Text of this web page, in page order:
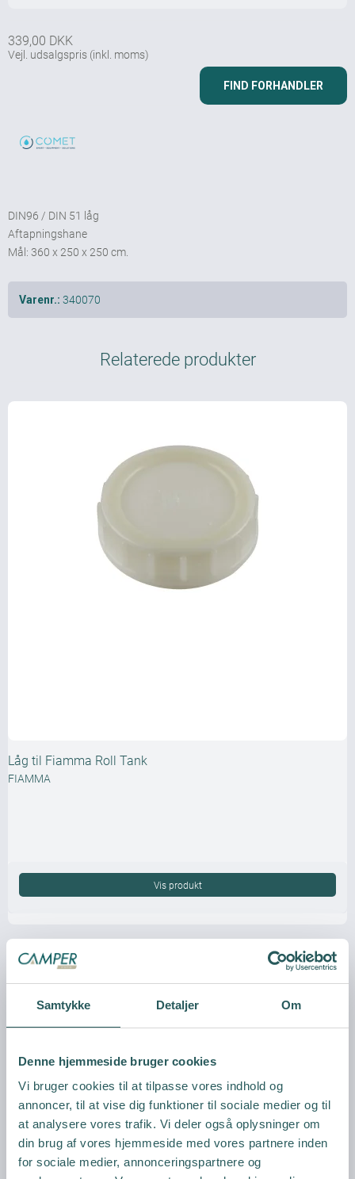
Samtykke Detaljer Om
Denne hjemmeside bruger cookies
Vi bruger cookies til at tilpasse vores indhold og
annoncer, til at vise dig funktioner til sociale medier og til
at analysere vores trafik. Vi deler også oplysninger om
din brug af vores hjemmeside med vores partnere inden
for sociale medier, annonceringspartnere og
339,00 DKK
Vejl. udsalgspris (inkl. moms)
FIND FORHANDLER
DIN96 / DIN 51 låg
Aftapningshane
Mål: 360 x 250 x 250 cm.
Varenr.: 340070
Relaterede produkter
Låg til Fiamma Roll Tank
FIAMMA
Vis produkt